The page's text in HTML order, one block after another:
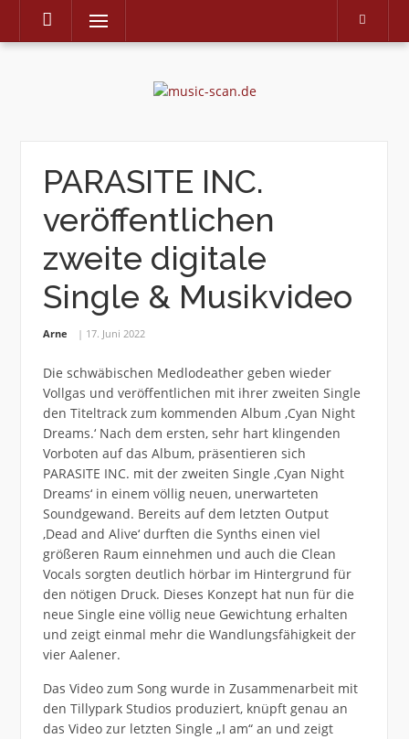
Skip
Menu
PARASITE INC.
veröffentlichen
zweite digitale
Single & Musikvideo
Arne 17. Juni 2022
Die schwäbischen Medlodeather geben wieder
Vollgas und veröffentlichen mit ihrer zweiten Single
den Titeltrack zum kommenden Album ‚Cyan Night
Dreams.‘ Nach dem ersten, sehr hart klingenden
Vorboten auf das Album, präsentieren sich
PARASITE INC. mit der zweiten Single ‚Cyan Night
Dreams‘ in einem völlig neuen, unerwarteten
Soundgewand. Bereits auf dem letzten Output
‚Dead and Alive‘ durften die Synths einen viel
größeren Raum einnehmen und auch die Clean
Vocals sorgten deutlich hörbar im Hintergrund für
den nötigen Druck. Dieses Konzept hat nun für die
neue Single eine völlig neue Gewichtung erhalten
und zeigt einmal mehr die Wandlungsfähigkeit der
vier Aalener.
Das Video zum Song wurde in Zusammenarbeit mit
den Tillypark Studios produziert, knüpft genau an
das Video zur letzten Single „I am“ an und zeigt